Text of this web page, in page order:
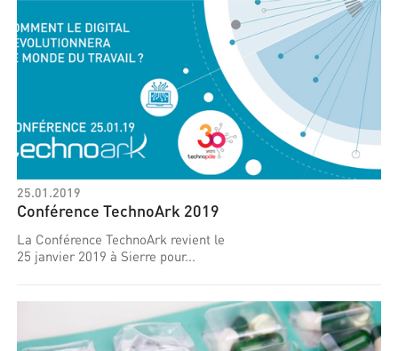
25.01.2019
Conférence TechnoArk 2019
La Conférence TechnoArk revient le
25 janvier 2019 à Sierre pour...